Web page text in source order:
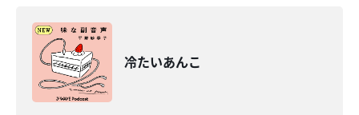
冷たいあんこ